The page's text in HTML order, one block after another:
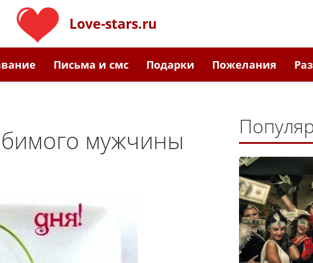
Love-stars.ru
Письма и смс Подарки Пожелания
мужчины